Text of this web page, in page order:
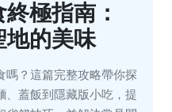
極指南：
地的美味
嗎？這篇完整攻略帶你探
、蓋飯到隱藏版小吃，提